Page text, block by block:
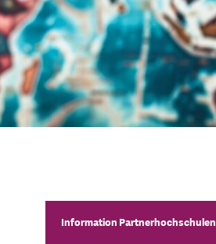
Information Partnerhochschulen